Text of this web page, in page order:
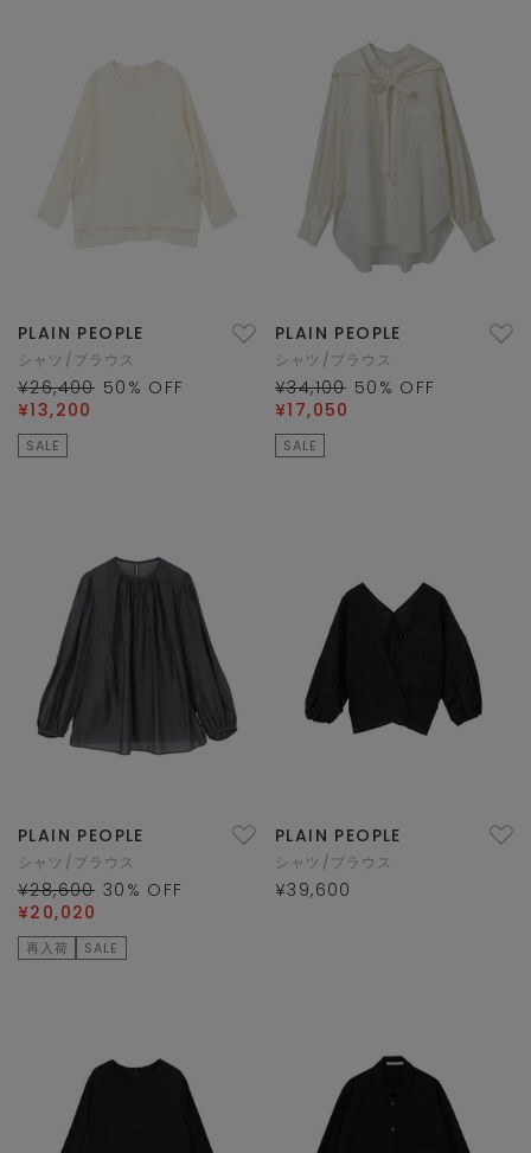
PLAIN PEOPLE
シャツ/ブラウス
¥26,400 50 % OFF
¥13,200
SALE
PLAIN PEOPLE
シャツ/ブラウス
¥34,100 50 % OFF
¥17,050
SALE
PLAIN PEOPLE
シャツ/ブラウス
¥28,600 30 % OFF
¥20,020
再入荷 SALE
PLAIN PEOPLE
シャツ/ブラウス
¥39,600